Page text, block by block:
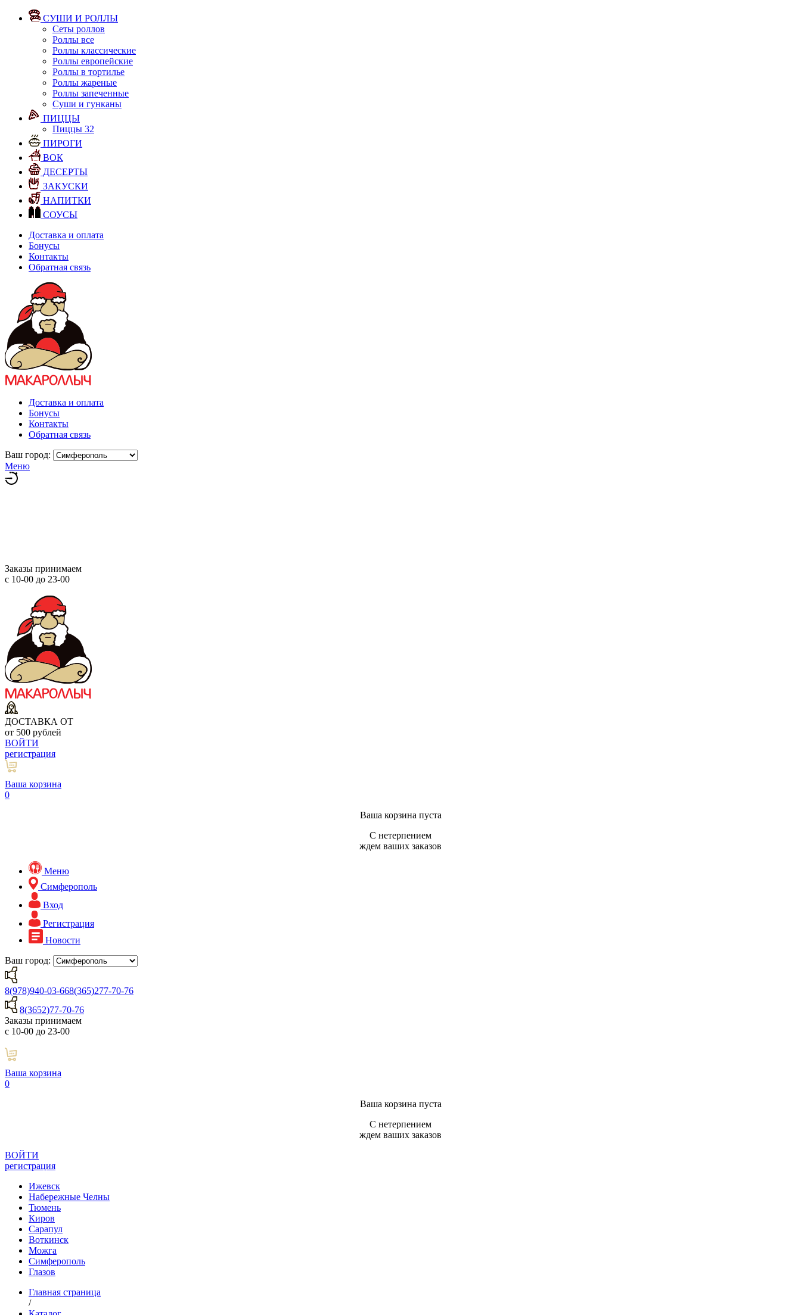
СУШИ И РОЛЛЫ
Сеты роллов
Роллы все
Роллы классические
Роллы европейские
Роллы в тортилье
Роллы жареные
Роллы запеченные
Суши и гунканы
ПИЦЦЫ
Пиццы 32
ПИРОГИ
ВОК
ДЕСЕРТЫ
ЗАКУСКИ
НАПИТКИ
СОУСЫ
Доставка и оплата
Бонусы
Контакты
Обратная связь
Доставка и оплата
Бонусы
Контакты
Обратная связь
Ваш город:
Меню
Заказы принимаем
с 10-00 до 23-00
ДОСТАВКА ОТ
от 500 рублей
ВОЙТИ
регистрация
Ваша корзина
0
Ваша корзина пуста
С нетерпением
ждем ваших заказов
Меню
Симферополь
Вход
Регистрация
Новости
Ваш город:
8(978)940-03-668(365)277-70-76
8(3652)77-70-76
Заказы принимаем
с 10-00 до 23-00
Ваша корзина
0
Ваша корзина пуста
С нетерпением
ждем ваших заказов
ВОЙТИ
регистрация
Ижевск
Набережные Челны
Тюмень
Киров
Сарапул
Воткинск
Можга
Симферополь
Глазов
Главная страница
/